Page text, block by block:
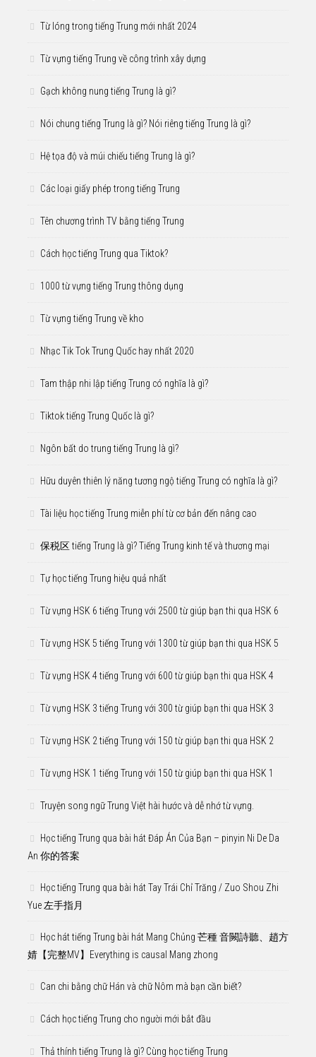
Từ lóng trong tiếng Trung mới nhất 2024
Từ vựng tiếng Trung về công trình xây dựng
Gạch không nung tiếng Trung là gì?
Nói chung tiếng Trung là gì? Nói riêng tiếng Trung là gì?
Hệ tọa độ và múi chiếu tiếng Trung là gì?
Các loại giấy phép trong tiếng Trung
Tên chương trình TV bằng tiếng Trung
Cách học tiếng Trung qua Tiktok?
1000 từ vựng tiếng Trung thông dụng
Từ vựng tiếng Trung về kho
Nhạc Tik Tok Trung Quốc hay nhất 2020
Tam thập nhi lập tiếng Trung có nghĩa là gì?
Tiktok tiếng Trung Quốc là gì?
Ngôn bất do trung tiếng Trung là gì?
Hữu duyên thiên lý năng tương ngộ tiếng Trung có nghĩa là gì?
Tài liệu học tiếng Trung miễn phí từ cơ bản đến nâng cao
保税区 tiếng Trung là gì? Tiếng Trung kinh tế và thương mại
Tự học tiếng Trung hiệu quả nhất
Từ vựng HSK 6 tiếng Trung với 2500 từ giúp bạn thi qua HSK 6
Từ vựng HSK 5 tiếng Trung với 1300 từ giúp bạn thi qua HSK 5
Từ vựng HSK 4 tiếng Trung với 600 từ giúp bạn thi qua HSK 4
Từ vựng HSK 3 tiếng Trung với 300 từ giúp bạn thi qua HSK 3
Từ vựng HSK 2 tiếng Trung với 150 từ giúp bạn thi qua HSK 2
Từ vựng HSK 1 tiếng Trung với 150 từ giúp bạn thi qua HSK 1
Truyện song ngữ Trung Việt hài hước và dễ nhớ từ vựng.
Học tiếng Trung qua bài hát Đáp Án Của Bạn – pinyin Ni De Da
An 你的答案
Học tiếng Trung qua bài hát Tay Trái Chỉ Trăng / Zuo Shou Zhi
Yue 左手指月
Học hát tiếng Trung bài hát Mang Chủng 芒種 音闕詩聽、趙方
婧【完整MV】Everything is causal Mang zhong
Can chi bằng chữ Hán và chữ Nôm mà bạn cần biết?
Cách học tiếng Trung cho người mới bắt đầu
Thả thính tiếng Trung là gì? Cùng học tiếng Trung